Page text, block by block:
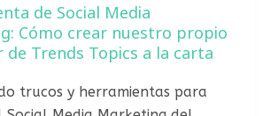
de Social Media
Cómo crear nuestro propio
de Trends Topics a la carta
trucos y herramientas para